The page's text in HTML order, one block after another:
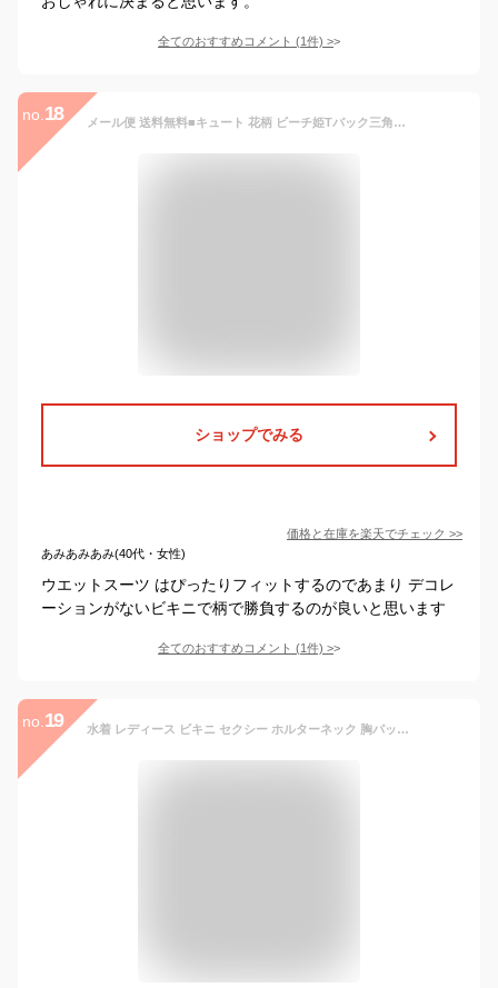
全てのおすすめコメント (1件) >
no. 18 メール便 送料無料■キュート 花柄 ビーチ姫Tバック三角マリンビキニ(胸パッド入)水着/黒系/t89【即日発送 海パン 格安 ワンピース ワイヤー スイムウェア タンキニ レディース ブラジリアン 見せブラ ニプレス タンガ テント パラソル ボディボード 競泳 水泳 紐パンツ】
ショップでみる
価格と在庫を楽天でチェック >>
あみあみあみ(40代・女性)
ウエットスーツ はぴったりフィットするのであまり デコレ
ーションがないビキニで柄で勝負するのが良いと思います
全てのおすすめコメント (1件) >
no. 19 水着 レディース ビキニ セクシー ホルターネック 胸パッド ワイヤーなし クロス セパレート ビーチ 盛れる